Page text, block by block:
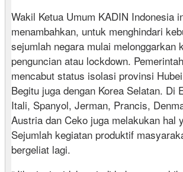
Wakil Ketua Umum KADIN Indonesia
menambahkan, untuk menghindari
sejumlah negara mulai melonggarkan
penguncian atau lockdown.
mencabut status isolasi provinsi
Begitu juga dengan Korea Selatan. Di
Itali, Spanyol, Jerman, Prancis,
Austria dan Ceko juga melakukan hal
Sejumlah kegiatan produktif
bergeliat lagi.